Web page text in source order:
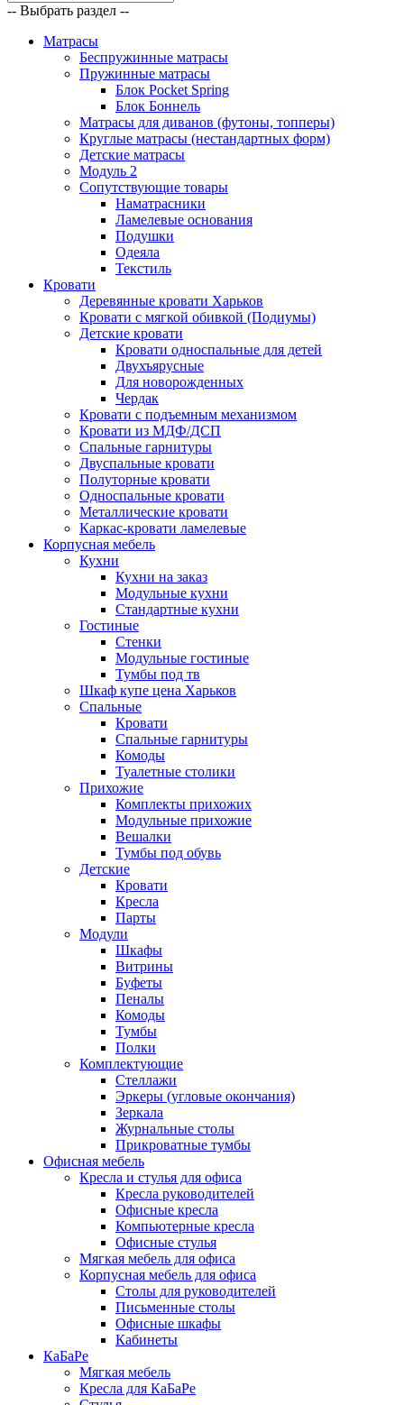
-- Выбрать раздел --
Матрасы
Беспружинные матрасы
Пружинные матрасы
Блок Pocket Spring
Блок Боннель
Матрасы для диванов (футоны, топперы)
Круглые матрасы (нестандартных форм)
Детские матрасы
Модуль 2
Сопутствующие товары
Наматрасники
Ламелевые основания
Подушки
Одеяла
Текстиль
Кровати
Деревянные кровати Харьков
Кровати с мягкой обивкой (Подиумы)
Детские кровати
Кровати односпальные для детей
Двухъярусные
Для новорожденных
Чердак
Кровати с подъемным механизмом
Кровати из МДФ/ДСП
Спальные гарнитуры
Двуспальные кровати
Полуторные кровати
Односпальные кровати
Металлические кровати
Каркас-кровати ламелевые
Корпусная мебель
Кухни
Кухни на заказ
Модульные кухни
Стандартные кухни
Гостиные
Стенки
Модульные гостиные
Тумбы под тв
Шкаф купе цена Харьков
Спальные
Кровати
Спальные гарнитуры
Комоды
Туалетные столики
Прихожие
Комплекты прихожих
Модульные прихожие
Вешалки
Тумбы под обувь
Детские
Кровати
Кресла
Парты
Модули
Шкафы
Витрины
Буфеты
Пеналы
Комоды
Тумбы
Полки
Комплектующие
Стеллажи
Эркеры (угловые окончания)
Зеркала
Журнальные столы
Прикроватные тумбы
Офисная мебель
Кресла и стулья для офиса
Кресла руководителей
Офисные кресла
Компьютерные кресла
Офисные стулья
Мягкая мебель для офиса
Корпусная мебель для офиса
Столы для руководителей
Письменные столы
Офисные шкафы
Кабинеты
КаБаРе
Мягкая мебель
Кресла для КаБаРе